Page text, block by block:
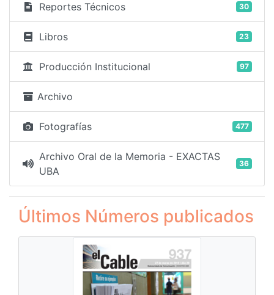
Reportes Técnicos 30
Libros 23
Producción Institucional 97
Archivo
Fotografías 477
Archivo Oral de la Memoria - EXACTAS
UBA
36
Últimos Números publicados